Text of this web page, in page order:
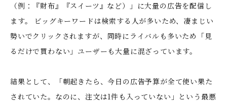
（例：『財布』『スイーツ』など）」に大量の広告を配信し
ます。 ビッグキーワードは検索する人が多いため、凄まじい
勢いでクリックされますが、同時にライバルも多いため「見
るだけで買わない」ユーザーも大量に混ざっています。
結果として、「朝起きたら、今日の広告予算が全て使い果た
されていた。なのに、注文は1件も入っていない」という最悪